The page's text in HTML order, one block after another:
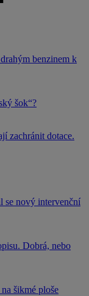
benzinem k
šok“?
zachránit dotace.
se nový intervenční
Dobrá, nebo
šikmé ploše